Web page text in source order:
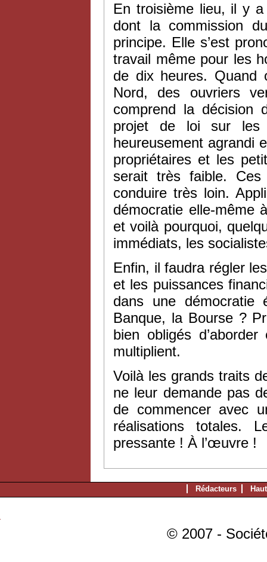
En troisième lieu, il y
dont la commission
principe. Elle s’est
travail même pour les
de dix heures. Quand
Nord, des ouvriers
comprend la décision
projet de loi sur les
heureusement agrandi
propriétaires et les
serait très faible.
conduire très loin.
démocratie elle-même
et voilà pourquoi,
immédiats, les
Enfin, il faudra régler
et les puissances
dans une
Banque, la Bourse ?
bien obligés
multiplient.
Voilà les grands traits
ne leur demande pas
de commencer avec
réalisations totales.
pressante ! À l’œuvre !
Rédacteurs
© 2007 -